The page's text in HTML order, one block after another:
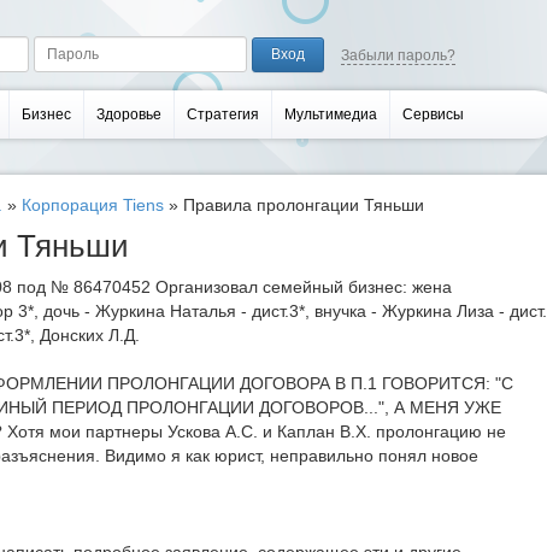
Забыли пароль?
Бизнес Здоровье Стратегия Мультимедиа Сервисы
» Корпорация Tiens » Правила пролонгации Тяньши
Тяньши
под № 86470452 Организовал семейный бизнес: жена
3*, дочь - Журкина Наталья - дист.3*, внучка - Журкина Лиза - дист.
Донских Л.Д.
ПРОЛОНГАЦИИ ДОГОВОРА В П.1 ГОВОРИТСЯ: "С
ПЕРИОД ПРОЛОНГАЦИИ ДОГОВОРОВ...", А МЕНЯ УЖЕ
мои партнеры Ускова А.С. и Каплан В.Х. пролонгацию не
Видимо я как юрист, неправильно понял новое